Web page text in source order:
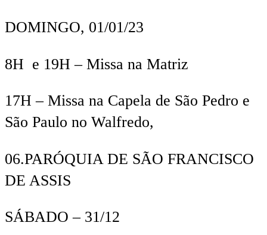
DOMINGO, 01/01/23
8H e 19H – Missa na Matriz
17H – Missa na Capela de São Pedro e
São Paulo no Walfredo,
06.PARÓQUIA DE SÃO FRANCISCO
DE ASSIS
SÁBADO – 31/12